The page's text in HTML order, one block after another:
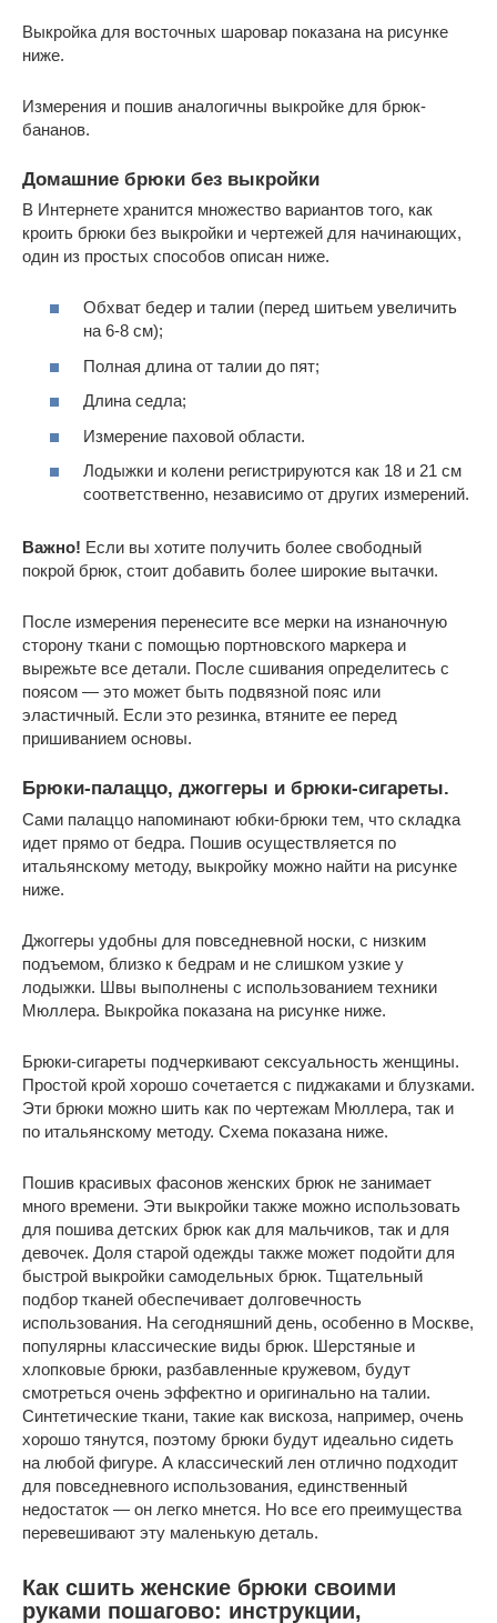
Выкройка для восточных шаровар показана на рисунке
ниже.
Измерения и пошив аналогичны выкройке для брюк-
бананов.
Домашние брюки без выкройки
В Интернете хранится множество вариантов того, как
кроить брюки без выкройки и чертежей для начинающих,
один из простых способов описан ниже.
Обхват бедер и талии (перед шитьем увеличить
на 6-8 см);
Полная длина от талии до пят;
Длина седла;
Измерение паховой области.
Лодыжки и колени регистрируются как 18 и 21 см
соответственно, независимо от других измерений.
Важно! Если вы хотите получить более свободный
покрой брюк, стоит добавить более широкие вытачки.
После измерения перенесите все мерки на изнаночную
сторону ткани с помощью портновского маркера и
вырежьте все детали. После сшивания определитесь с
поясом — это может быть подвязной пояс или
эластичный. Если это резинка, втяните ее перед
пришиванием основы.
Брюки-палаццо, джоггеры и брюки-сигареты.
Сами палаццо напоминают юбки-брюки тем, что складка
идет прямо от бедра. Пошив осуществляется по
итальянскому методу, выкройку можно найти на рисунке
ниже.
Джоггеры удобны для повседневной носки, с низким
подъемом, близко к бедрам и не слишком узкие у
лодыжки. Швы выполнены с использованием техники
Мюллера. Выкройка показана на рисунке ниже.
Брюки-сигареты подчеркивают сексуальность женщины.
Простой крой хорошо сочетается с пиджаками и блузками.
Эти брюки можно шить как по чертежам Мюллера, так и
по итальянскому методу. Схема показана ниже.
Пошив красивых фасонов женских брюк не занимает
много времени. Эти выкройки также можно использовать
для пошива детских брюк как для мальчиков, так и для
девочек. Доля старой одежды также может подойти для
быстрой выкройки самодельных брюк. Тщательный
подбор тканей обеспечивает долговечность
использования. На сегодняшний день, особенно в Москве,
популярны классические виды брюк. Шерстяные и
хлопковые брюки, разбавленные кружевом, будут
смотреться очень эффектно и оригинально на талии.
Синтетические ткани, такие как вискоза, например, очень
хорошо тянутся, поэтому брюки будут идеально сидеть
на любой фигуре. А классический лен отлично подходит
для повседневного использования, единственный
недостаток — он легко мнется. Но все его преимущества
перевешивают эту маленькую деталь.
Как сшить женские брюки своими
руками пошагово: инструкции,